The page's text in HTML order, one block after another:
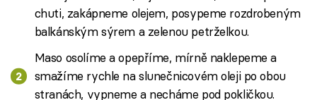
chuti, zakápneme olejem, posypeme rozdrobeným
balkánským sýrem a zelenou petrželkou.
Maso osolíme a opepříme, mírně naklepeme a
smažíme rychle na slunečnicovém oleji po obou
stranách, vypneme a necháme pod pokličkou.